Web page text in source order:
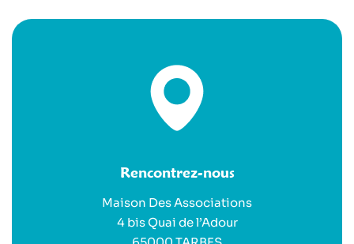
Rencontrez-nous
Maison Des Associations
4 bis Quai de l’Adour